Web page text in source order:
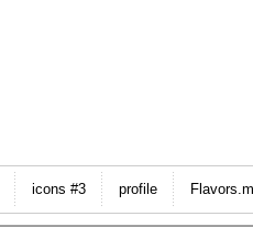
icons #3 profile